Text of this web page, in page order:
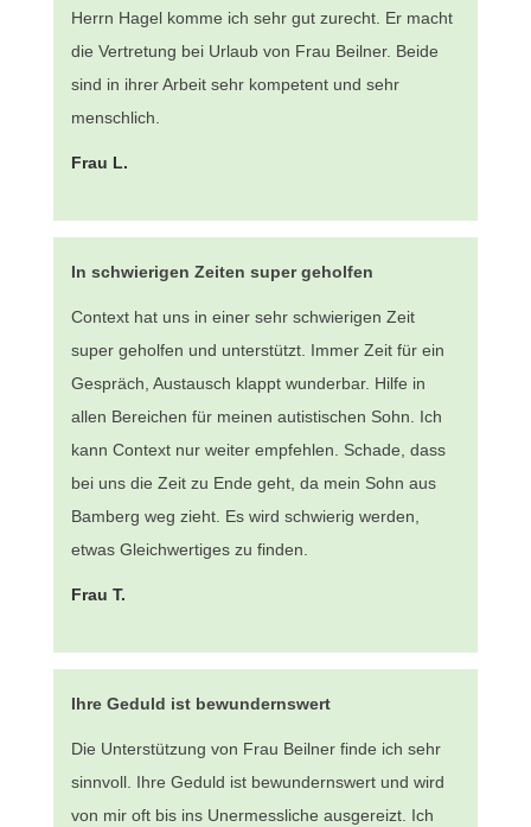
Frau L.
Herrn Hagel komme ich sehr gut zurecht. Er macht
die Vertretung bei Urlaub von Frau Beilner. Beide
sind in ihrer Arbeit sehr kompetent und sehr
menschlich.
Frau T.
In schwierigen Zeiten super geholfen
Context hat uns in einer sehr schwierigen Zeit
super geholfen und unterstützt. Immer Zeit für ein
Gespräch, Austausch klappt wunderbar. Hilfe in
allen Bereichen für meinen autistischen Sohn. Ich
kann Context nur weiter empfehlen. Schade, dass
bei uns die Zeit zu Ende geht, da mein Sohn aus
Bamberg weg zieht. Es wird schwierig werden,
etwas Gleichwertiges zu finden.
Ihre Geduld ist bewundernswert
Die Unterstützung von Frau Beilner finde ich sehr
sinnvoll. Ihre Geduld ist bewundernswert und wird
von mir oft bis ins Unermessliche ausgereizt. Ich